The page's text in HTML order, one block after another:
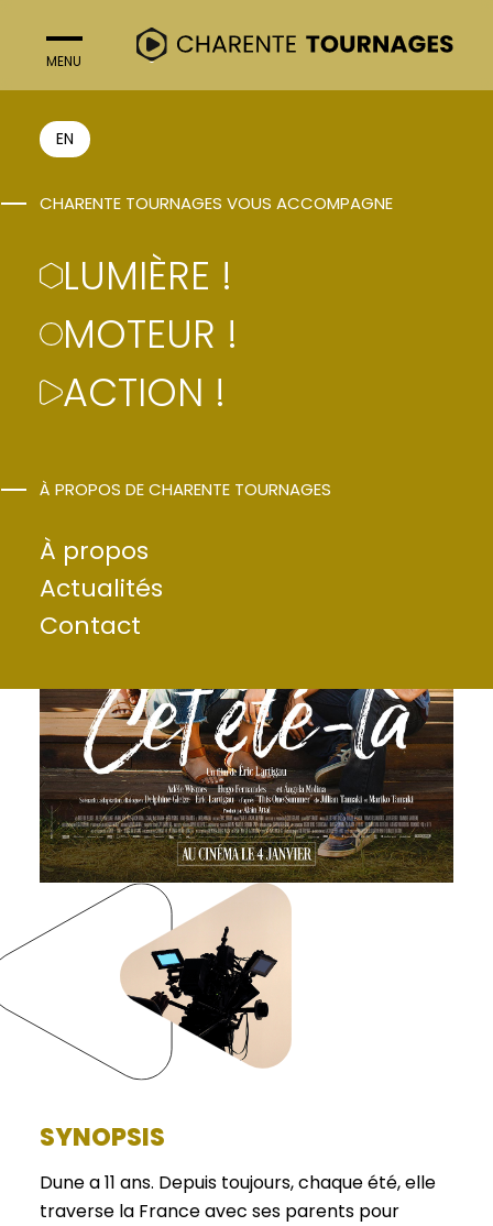
MENU
EN
CHARENTE TOURNAGES VOUS ACCOMPAGNE
LUMIÈRE !
MOTEUR !
ACTION !
À PROPOS DE CHARENTE TOURNAGES
À propos
Actualités
Contact
ACTION !
CET ÉTÉ-LÀ
SYNOPSIS
Dune a 11 ans. Depuis toujours, chaque été, elle
traverse la France avec ses parents pour